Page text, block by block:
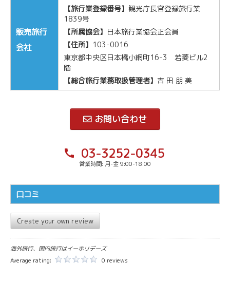
販売旅行
会社
【旅行業登録番号】 観光庁長官登録旅行業
1839号
【所属協会】 日本旅行業協会正会員
【住所】 103-0016
東京都中央区日本橋小網町16-3 若菱ビル2
階
【総合旅行業務取扱管理者】 吉 田 朋 美
お問い合わせ
call 03-3252-0345
営業時間: 月-金 9:00-18:00
口コミ
Create your own review
海外旅行、国内旅行はイーホリデーズ
Average rating:
0 reviews